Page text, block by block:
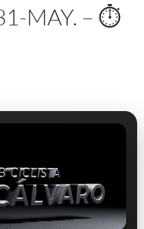
MAY. – ⏱️